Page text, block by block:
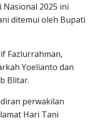
2025 ini
ditemui oleh Bupati
Fazlurrahman,
Yoelianto dan
Blitar.
perwakilan
Hari Tani